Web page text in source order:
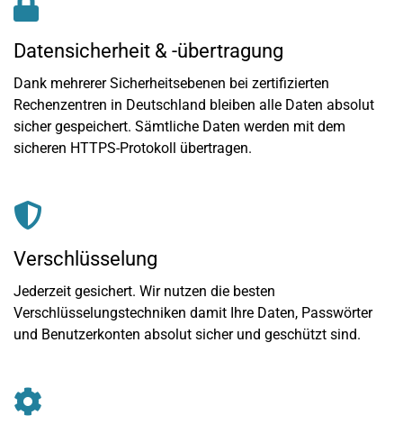
Datensicherheit & -übertragung
Dank mehrerer Sicherheitsebenen bei zertifizierten
Rechenzentren in Deutschland bleiben alle Daten absolut
sicher gespeichert. Sämtliche Daten werden mit dem
sicheren HTTPS-Protokoll übertragen.
Verschlüsselung
Jederzeit gesichert. Wir nutzen die besten
Verschlüsselungstechniken damit Ihre Daten, Passwörter
und Benutzerkonten absolut sicher und geschützt sind.